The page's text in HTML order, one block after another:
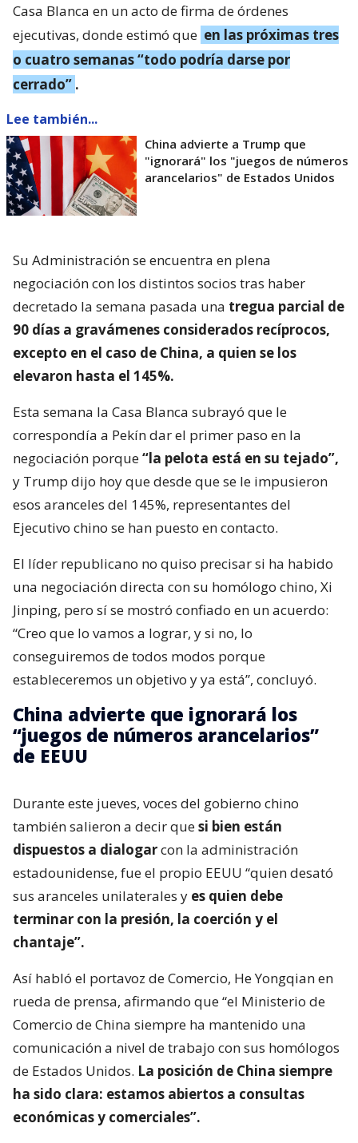
Casa Blanca en un acto de firma de órdenes
ejecutivas, donde estimó que en las próximas tres
o cuatro semanas “todo podría darse por
cerrado” .
Lee también...
China advierte a Trump que
"ignorará" los "juegos de números
arancelarios" de Estados Unidos
Su Administración se encuentra en plena
negociación con los distintos socios tras haber
decretado la semana pasada una tregua parcial de
90 días a gravámenes considerados recíprocos,
excepto en el caso de China, a quien se los
elevaron hasta el 145%.
Esta semana la Casa Blanca subrayó que le
correspondía a Pekín dar el primer paso en la
negociación porque“la pelota está en su tejado”,
y Trump dijo hoy que desde que se le impusieron
esos aranceles del 145%, representantes del
Ejecutivo chino se han puesto en contacto.
El líder republicano no quiso precisar si ha habido
una negociación directa con su homólogo chino, Xi
Jinping, pero sí se mostró confiado en un acuerdo:
“Creo que lo vamos a lograr, y si no, lo
conseguiremos de todos modos porque
estableceremos un objetivo y ya está”, concluyó.
China advierte que ignorará los
“juegos de números arancelarios”
de EEUU
Durante este jueves, voces del gobierno chino
también salieron a decir quesi bien están
dispuestos a dialogarcon la administración
estadounidense, fue el propio EEUU “quien desató
sus aranceles unilaterales y es quien debe
terminar con la presión, la coerción y el
chantaje”.
Así habló el portavoz de Comercio, He Yongqian en
rueda de prensa, afirmando que “el Ministerio de
Comercio de China siempre ha mantenido una
comunicación a nivel de trabajo con sus homólogos
de Estados Unidos. La posición de China siempre
ha sido clara: estamos abiertos a consultas
económicas y comerciales”.